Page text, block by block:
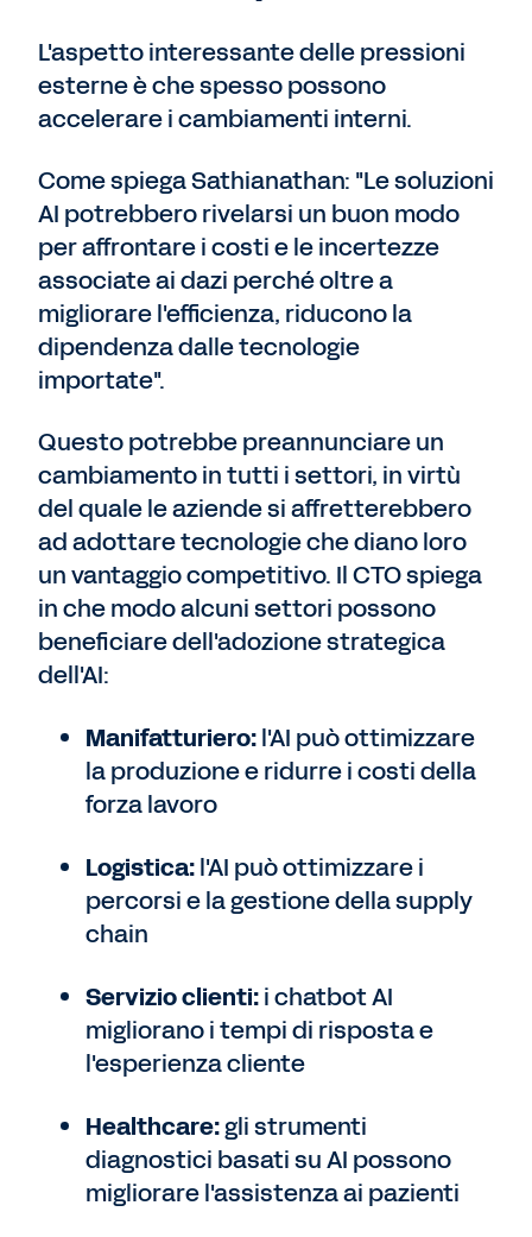
L'aspetto interessante delle pressioni
esterne è che spesso possono
accelerare i cambiamenti interni.
Come spiega Sathianathan: "Le soluzioni
AI potrebbero rivelarsi un buon modo
per affrontare i costi e le incertezze
associate ai dazi perché oltre a
migliorare l'efficienza, riducono la
dipendenza dalle tecnologie
importate".
Questo potrebbe preannunciare un
cambiamento in tutti i settori, in virtù
del quale le aziende si affretterebbero
ad adottare tecnologie che diano loro
un vantaggio competitivo. Il CTO spiega
in che modo alcuni settori possono
beneficiare dell'adozione strategica
dell'AI:
Manifatturiero:l'AI può ottimizzare
la produzione e ridurre i costi della
forza lavoro
Logistica:l'AI può ottimizzare i
percorsi e la gestione della supply
chain
Servizio clienti:i chatbot AI
migliorano i tempi di risposta e
l'esperienza cliente
Healthcare:gli strumenti
diagnostici basati su AI possono
migliorare l'assistenza ai pazienti